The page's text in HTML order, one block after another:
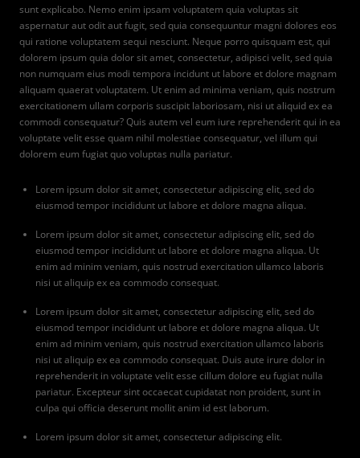
sunt explicabo. Nemo enim ipsam voluptatem quia voluptas sit
aspernatur aut odit aut fugit, sed quia consequuntur magni dolores eos
qui ratione voluptatem sequi nesciunt. Neque porro quisquam est, qui
dolorem ipsum quia dolor sit amet, consectetur, adipisci velit, sed quia
non numquam eius modi tempora incidunt ut labore et dolore magnam
aliquam quaerat voluptatem. Ut enim ad minima veniam, quis nostrum
exercitationem ullam corporis suscipit laboriosam, nisi ut aliquid ex ea
commodi consequatur? Quis autem vel eum iure reprehenderit qui in ea
voluptate velit esse quam nihil molestiae consequatur, vel illum qui
dolorem eum fugiat quo voluptas nulla pariatur.
Lorem ipsum dolor sit amet, consectetur adipiscing elit, sed do
eiusmod tempor incididunt ut labore et dolore magna aliqua.
Lorem ipsum dolor sit amet, consectetur adipiscing elit, sed do
eiusmod tempor incididunt ut labore et dolore magna aliqua. Ut
enim ad minim veniam, quis nostrud exercitation ullamco laboris
nisi ut aliquip ex ea commodo consequat.
Lorem ipsum dolor sit amet, consectetur adipiscing elit, sed do
eiusmod tempor incididunt ut labore et dolore magna aliqua. Ut
enim ad minim veniam, quis nostrud exercitation ullamco laboris
nisi ut aliquip ex ea commodo consequat. Duis aute irure dolor in
reprehenderit in voluptate velit esse cillum dolore eu fugiat nulla
pariatur. Excepteur sint occaecat cupidatat non proident, sunt in
culpa qui officia deserunt mollit anim id est laborum.
Lorem ipsum dolor sit amet, consectetur adipiscing elit.